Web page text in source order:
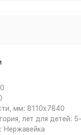
мм: 8110х7840
лет для детей:
Нержавейка